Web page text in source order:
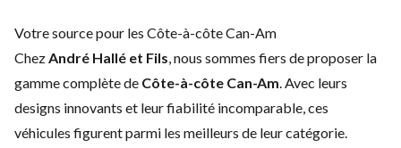
Votre source pour les Côte-à-côte Can-Am
ChezAndré Hallé et Fils, nous sommes fiers de proposer la
gamme complète de Côte-à-côte Can-Am. Avec leurs
designs innovants et leur fiabilité incomparable, ces
véhicules figurent parmi les meilleurs de leur catégorie.